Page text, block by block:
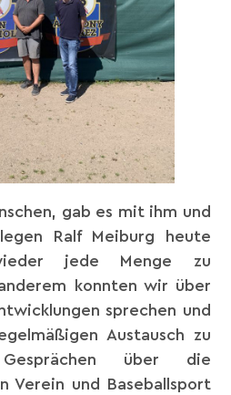
gab es mit ihm und
Ralf Meiburg heute
jede Menge zu
konnten wir über
sprechen und
Austausch zu
über die
Verein und Baseballsport